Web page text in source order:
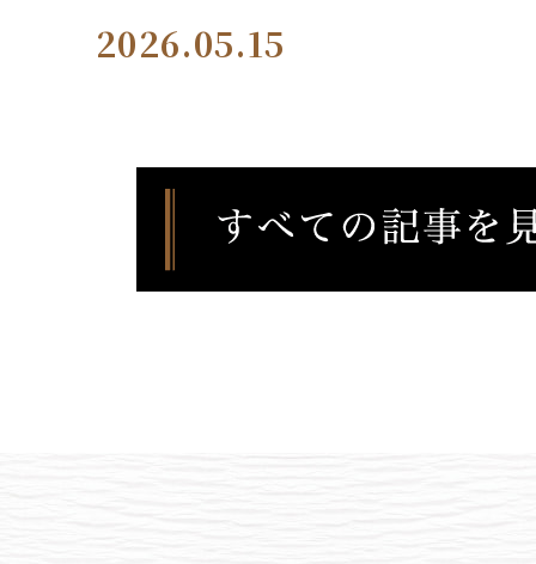
2026.05.15